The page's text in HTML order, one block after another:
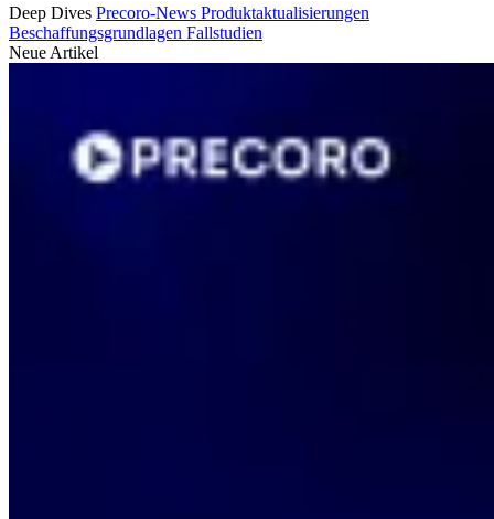
Deep Dives Precoro-News Produktaktualisierungen
Beschaffungsgrundlagen Fallstudien
Neue Artikel